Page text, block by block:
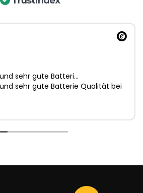
sehr gute Batteri…
sehr gute Batterie Qualität bei